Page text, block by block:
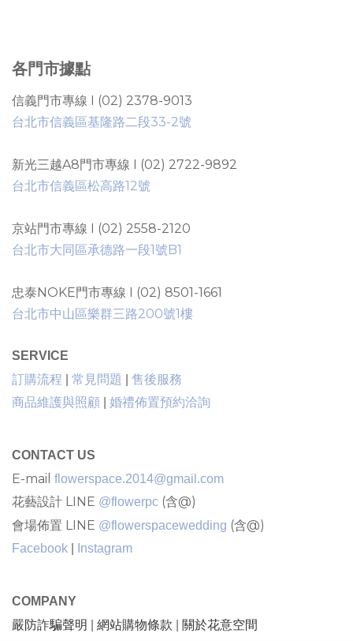
各門市據點
信義門市專線 I (02) 2378-9013
台北市信義區基隆路二段33-2號
新光三越A8門市專線 I (02) 2722-9892
台北市信義區松高路12號
京站門市專線 I (02) 2558-2120
台北市大同區承德路一段1號B1
忠泰NOKE門市專線 I (02) 8501-1661
台北市中山區樂群三路200號1樓
SERVICE
訂購流程
常見問題 售後服務
商品維護與照顧 婚禮佈置預約洽詢
CONTACT US
E-mail flowerspace.2014@gmail.com
花藝設計 LINE @flowerpc (含@)
會場佈置 LINE @flowerspacewedding (含@)
Facebook Instagram
COMPANY
嚴防詐騙聲明 網站購物條款 關於花意空間